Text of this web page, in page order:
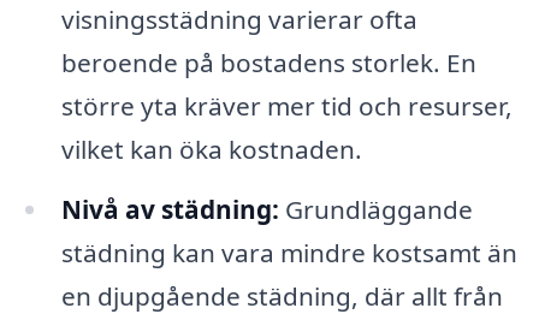
visningsstädning varierar ofta
beroende på bostadens storlek. En
större yta kräver mer tid och resurser,
vilket kan öka kostnaden.
Nivå av städning: Grundläggande
städning kan vara mindre kostsamt än
en djupgående städning, där allt från